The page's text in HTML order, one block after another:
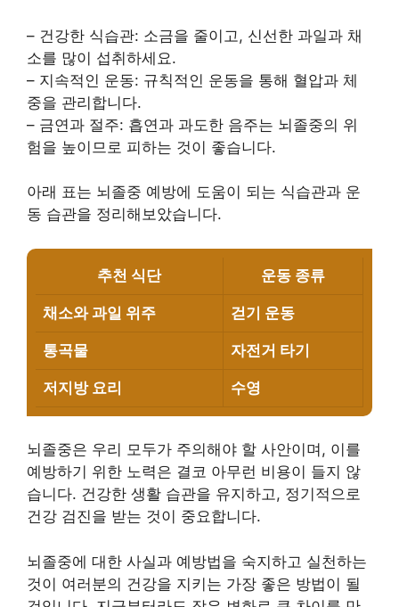
– 건강한 식습관: 소금을 줄이고, 신선한 과일과 채
소를 많이 섭취하세요.
– 지속적인 운동: 규칙적인 운동을 통해 혈압과 체
중을 관리합니다.
– 금연과 절주: 흡연과 과도한 음주는 뇌졸중의 위
험을 높이므로 피하는 것이 좋습니다.
아래 표는 뇌졸중 예방에 도움이 되는 식습관과 운
동 습관을 정리해보았습니다.
추천 식단 운동 종류
채소와 과일 위주 걷기 운동
통곡물 자전거 타기
저지방 요리 수영
뇌졸중은 우리 모두가 주의해야 할 사안이며, 이를
예방하기 위한 노력은 결코 아무런 비용이 들지 않
습니다. 건강한 생활 습관을 유지하고, 정기적으로
건강 검진을 받는 것이 중요합니다.
뇌졸중에 대한 사실과 예방법을 숙지하고 실천하는
것이 여러분의 건강을 지키는 가장 좋은 방법이 될